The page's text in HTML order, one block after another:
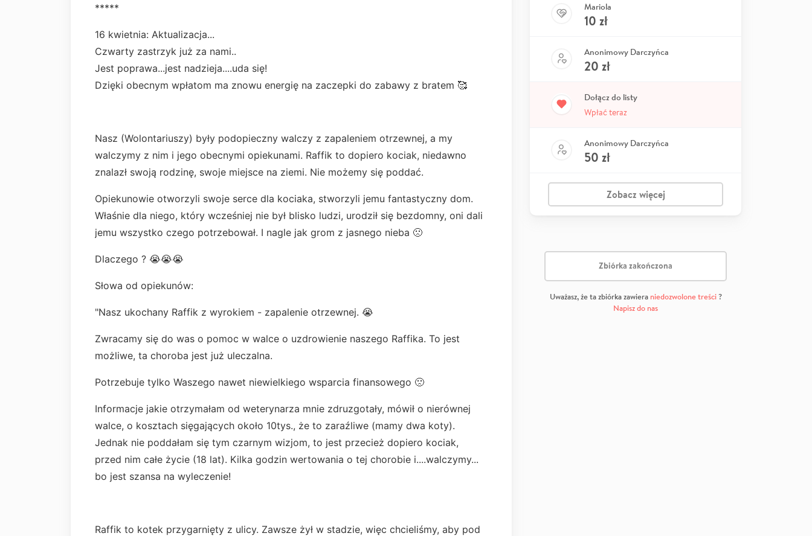
*****
16 kwietnia: Aktualizacja...
Czwarty zastrzyk już za nami..
Jest poprawa...jest nadzieja....uda się!
Dzięki obecnym wpłatom ma znowu energię na zaczepki do zabawy z bratem 🥰
Nasz (Wolontariuszy) były podopieczny walczy z zapaleniem otrzewnej, a my
walczymy z nim i jego obecnymi opiekunami. Raffik to dopiero kociak, niedawno
znalazł swoją rodzinę, swoje miejsce na ziemi. Nie możemy się poddać.
Opiekunowie otworzyli swoje serce dla kociaka, stworzyli jemu fantastyczny dom.
Właśnie dla niego, który wcześniej nie był blisko ludzi, urodził się bezdomny, oni dali
jemu wszystko czego potrzebował. I nagle jak grom z jasnego nieba 🙁
Dlaczego ? 😭😭😭
Słowa od opiekunów:
"Nasz ukochany Raffik z wyrokiem - zapalenie otrzewnej. 😭
Zwracamy się do was o pomoc w walce o uzdrowienie naszego Raffika. To jest
możliwe, ta choroba jest już uleczalna.
Potrzebuje tylko Waszego nawet niewielkiego wsparcia finansowego 🙁
Informacje jakie otrzymałam od weterynarza mnie zdruzgotały, mówił o nierównej
walce, o kosztach sięgających około 10tys., że to zaraźliwe (mamy dwa koty).
Jednak nie poddałam się tym czarnym wizjom, to jest przecież dopiero kociak,
przed nim całe życie (18 lat). Kilka godzin wertowania o tej chorobie i....walczymy...
bo jest szansa na wyleczenie!
Raffik to kotek przygarnięty z ulicy. Zawsze żył w stadzie, więc chcieliśmy, aby pod
Mariola
10 zł
Anonimowy Darczyńca
20 zł
Dołącz do listy
Wpłać teraz
Anonimowy Darczyńca
50 zł
Zobacz więcej
Zbiórka zakończona
Uważasz, że ta zbiórka zawiera niedozwolone treści?
Napisz do nas